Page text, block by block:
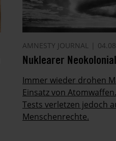
AMNESTY JOURNAL
Nuklearer
Immer wieder drohen
Einsatz von
Tests verletzen jedoch
Menschenrechte.